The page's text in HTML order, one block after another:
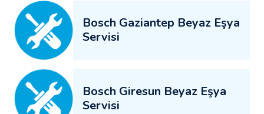
Bosch Gaziantep Beyaz Eşya
Servisi
Bosch Giresun Beyaz Eşya
Servisi